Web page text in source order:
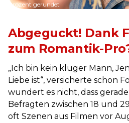
Prozent gerundet
Abgeguckt! Dank
zum Romantik-
„Ich bin kein kluger Mann,
Liebe ist“, versicherte schon
wundert es nicht, dass
Befragten zwischen 18 und
oft Szenen aus Filmen vor